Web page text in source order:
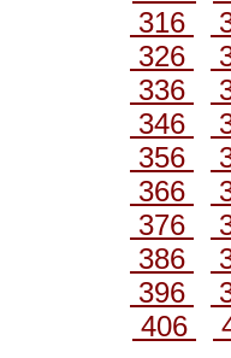
316
326
336
346
356
366
376
386
396
406